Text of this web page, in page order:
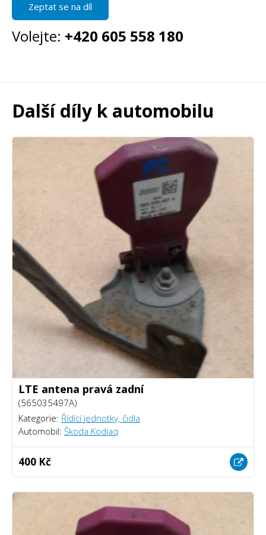
Zeptat se na díl
Volejte: +420 605 558 180
Další díly k automobilu
LTE antena pravá zadní
(565035497A)
Kategorie: Řídící jednotky, čidla
Automobil: Škoda Kodiaq
400 Kč